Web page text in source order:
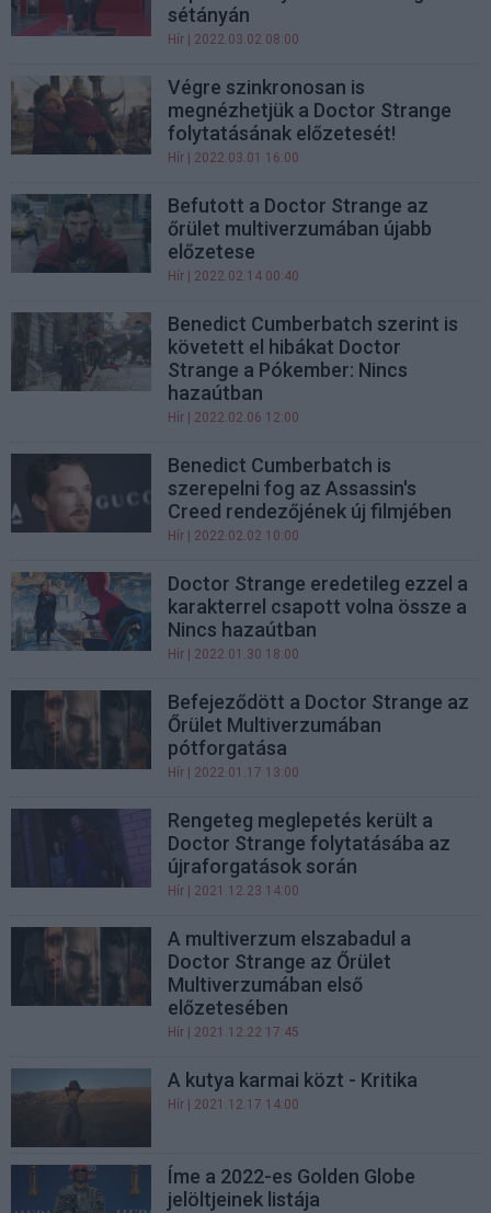
sétányán
Hír | 2022.03.02 08:00
Végre szinkronosan is
megnézhetjük a Doctor Strange
folytatásának előzetesét!
Hír | 2022.03.01 16:00
Befutott a Doctor Strange az
őrület multiverzumában újabb
előzetese
Hír | 2022.02.14 00:40
Benedict Cumberbatch szerint is
követett el hibákat Doctor
Strange a Pókember: Nincs
hazaútban
Hír | 2022.02.06 12:00
Benedict Cumberbatch is
szerepelni fog az Assassin's
Creed rendezőjének új filmjében
Hír | 2022.02.02 10:00
Doctor Strange eredetileg ezzel a
karakterrel csapott volna össze a
Nincs hazaútban
Hír | 2022.01.30 18:00
Befejeződött a Doctor Strange az
Őrület Multiverzumában
pótforgatása
Hír | 2022.01.17 13:00
Rengeteg meglepetés került a
Doctor Strange folytatásába az
újraforgatások során
Hír | 2021.12.23 14:00
A multiverzum elszabadul a
Doctor Strange az Őrület
Multiverzumában első
előzetesében
Hír | 2021.12.22 17:45
A kutya karmai közt - Kritika
Hír | 2021.12.17 14:00
Íme a 2022-es Golden Globe
jelöltjeinek listája